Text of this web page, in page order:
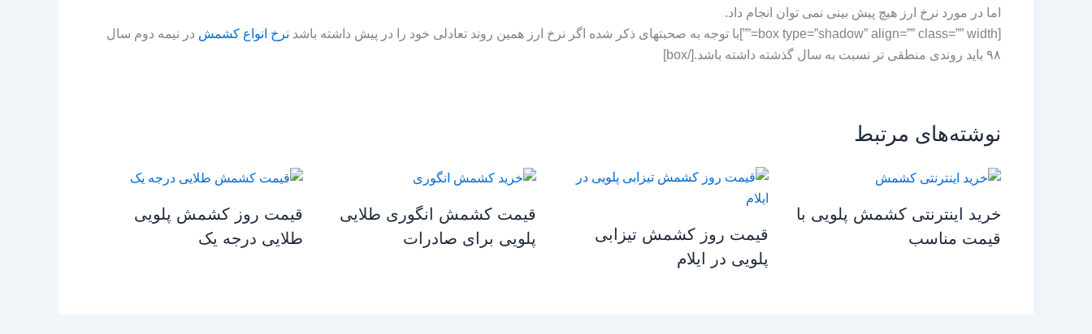
اما در مورد نرخ ارز هیچ پیش بینی نمی توان انجام داد.
[box type=”shadow” align=”” class=”” width=””]با توجه به صحبتهای ذکر شده اگر نرخ ارز همین روند تعادلی خود را در پیش داشته باشد
نرخ انواع کشمش در نیمه دوم سال
۹۸ باید روندی منطقی تر نسبت به سال گذشته داشته باشد.[/box]
نوشته‌های مرتبط
خرید اینترنتی کشمش پلویی با
قیمت مناسب
قیمت روز کشمش تیزابی
پلویی در ایلام
قیمت کشمش انگوری طلایی
پلویی برای صادرات
قیمت روز کشمش پلویی
طلایی درجه یک